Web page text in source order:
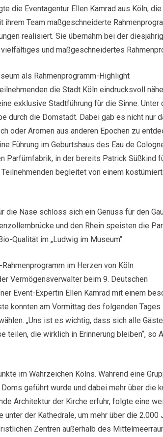
die Eventagentur Ellen Kamrad aus Köln,
Team maßgeschneiderte
realisiert. Sie übernahm bei der
und maßgeschneidertes
als Rahmenprogramm-Highlight
die Stadt Köln eindrucksvoll
exklusive Stadtführung für die Sinne. Unter
durch die Domstadt. Dabei gab es nicht nur
oder Aromen aus anderen Epochen zu
Führung im Geburtshaus des Eau de
Parfümfabrik, in der bereits Patrick Süßkind
begleitet von einem
die Nase schloss sich ein Genuss für den
und den Rhein speisten die
Qualität im „Ludwig im Museum“.
im Herzen von Köln
Vermögensverwalter beim 9. Deutschen
Event-Expertin Ellen Kamrad mit einem
konnten am Vormittag des folgenden
„Uns ist es wichtig, dass sich alle
teilen, die wirklich in Erinnerung bleiben“, so
im Wahrzeichen Kölns. Während eine
geführt wurde und dabei mehr über die
Architektur der Kirche erfuhr, folgte eine
der Kathedrale, um mehr über die 2.000
Zentren außerhalb des